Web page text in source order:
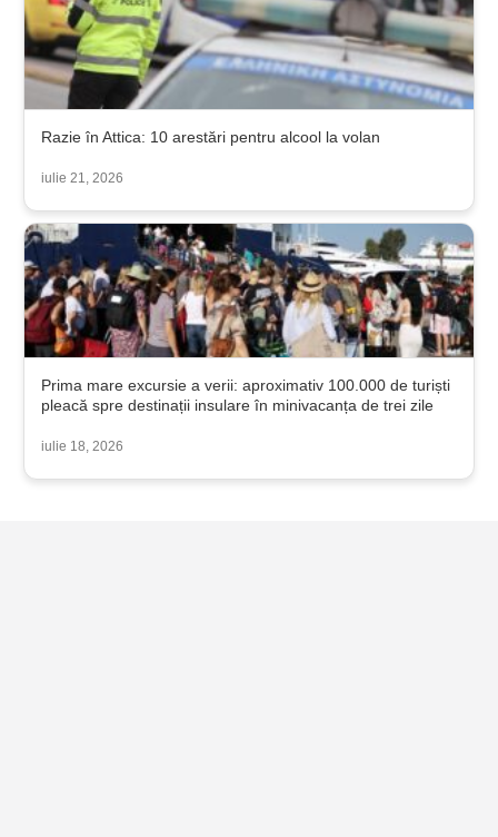
Razie în Attica: 10 arestări pentru alcool la volan
iulie 21, 2026
Prima mare excursie a verii: aproximativ 100.000 de turiști
pleacă spre destinații insulare în minivacanța de trei zile
iulie 18, 2026